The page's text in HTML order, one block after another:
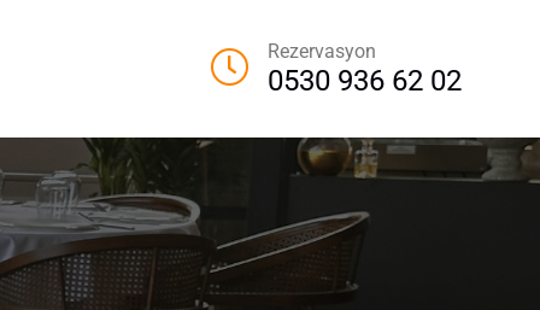
Rezervasyon
0530 936 62 02